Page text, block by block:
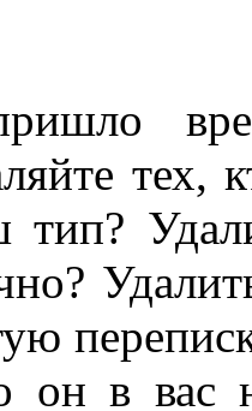
тех,
тип?
он в вас